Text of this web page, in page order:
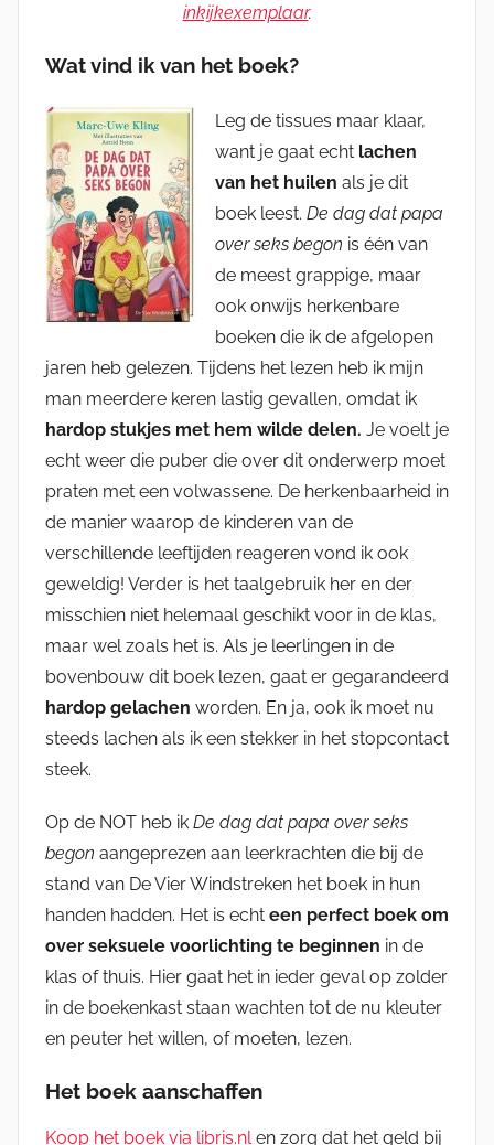
inkijkexemplaar.
Wat vind ik van het boek?
Leg de tissues maar klaar,
want je gaat echt lachen
van het huilen als je dit
boek leest. De dag dat papa
over seks begon is één van
de meest grappige, maar
ook onwijs herkenbare
boeken die ik de afgelopen
jaren heb gelezen. Tijdens het lezen heb ik mijn
man meerdere keren lastig gevallen, omdat ik
hardop stukjes met hem wilde delen. Je voelt je
echt weer die puber die over dit onderwerp moet
praten met een volwassene. De herkenbaarheid in
de manier waarop de kinderen van de
verschillende leeftijden reageren vond ik ook
geweldig! Verder is het taalgebruik her en der
misschien niet helemaal geschikt voor in de klas,
maar wel zoals het is. Als je leerlingen in de
bovenbouw dit boek lezen, gaat er gegarandeerd
hardop gelachen worden. En ja, ook ik moet nu
steeds lachen als ik een stekker in het stopcontact
steek.
Op de NOT heb ik De dag dat papa over seks
begon aangeprezen aan leerkrachten die bij de
stand van De Vier Windstreken het boek in hun
handen hadden. Het is echt een perfect boek om
over seksuele voorlichting te beginnen in de
klas of thuis. Hier gaat het in ieder geval op zolder
in de boekenkast staan wachten tot de nu kleuter
en peuter het willen, of moeten, lezen.
Het boek aanschaffen
Koop het boek via libris.nl en zorg dat het geld bij